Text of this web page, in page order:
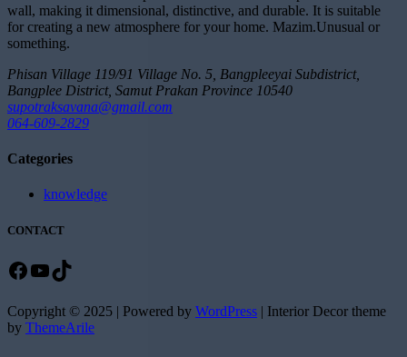
wall, making it dimensional, distinctive, and durable. It is suitable
for creating a new atmosphere for your home. Mazim.Unusual or
something.
Phisan Village 119/91 Village No. 5, Bangpleeyai Subdistrict,
Bangplee District, Samut Prakan Province 10540
supotraksavana@gmail.com
064-609-2829
Categories
knowledge
CONTACT
Facebook
YouTube
TikTok
Copyright © 2025 | Powered by WordPress | Interior Decor theme
by ThemeArile